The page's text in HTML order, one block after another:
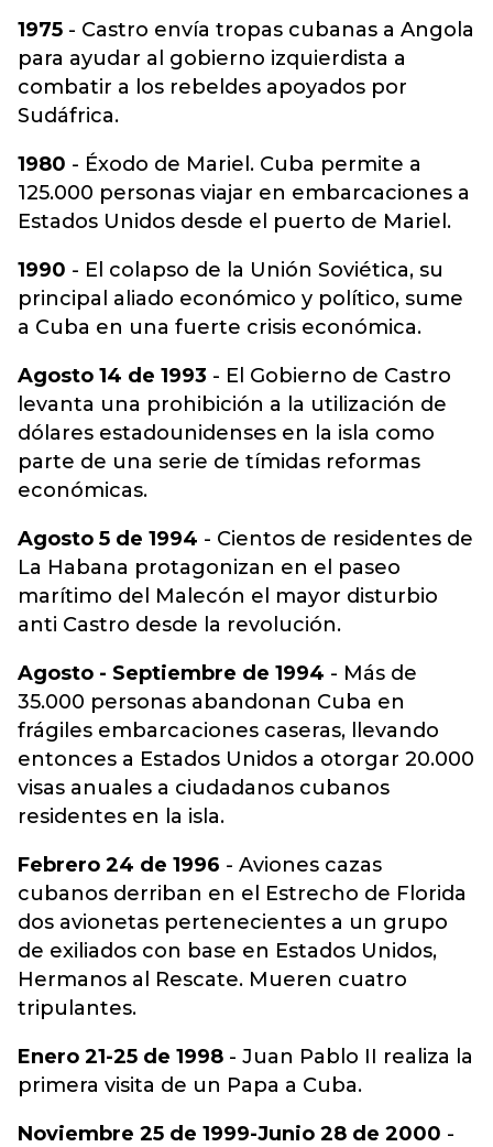
1975 - Castro envía tropas cubanas a Angola
para ayudar al gobierno izquierdista a
combatir a los rebeldes apoyados por
Sudáfrica.
1980 - Éxodo de Mariel. Cuba permite a
125.000 personas viajar en embarcaciones a
Estados Unidos desde el puerto de Mariel.
1990 - El colapso de la Unión Soviética, su
principal aliado económico y político, sume
a Cuba en una fuerte crisis económica.
Agosto 14 de 1993 - El Gobierno de Castro
levanta una prohibición a la utilización de
dólares estadounidenses en la isla como
parte de una serie de tímidas reformas
económicas.
Agosto 5 de 1994 - Cientos de residentes de
La Habana protagonizan en el paseo
marítimo del Malecón el mayor disturbio
anti Castro desde la revolución.
Agosto - Septiembre de 1994 - Más de
35.000 personas abandonan Cuba en
frágiles embarcaciones caseras, llevando
entonces a Estados Unidos a otorgar 20.000
visas anuales a ciudadanos cubanos
residentes en la isla.
Febrero 24 de 1996 - Aviones cazas
cubanos derriban en el Estrecho de Florida
dos avionetas pertenecientes a un grupo
de exiliados con base en Estados Unidos,
Hermanos al Rescate. Mueren cuatro
tripulantes.
Enero 21-25 de 1998 - Juan Pablo II realiza la
primera visita de un Papa a Cuba.
Noviembre 25 de 1999-Junio 28 de 2000 -